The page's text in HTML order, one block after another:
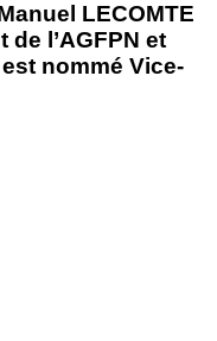
LECOMTE
de l’AGFPN et
nommé Vice-